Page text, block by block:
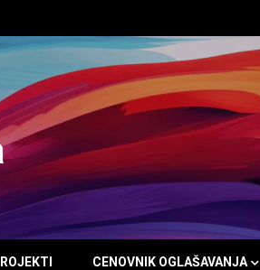
CENOVNIK OGLAŠAVANJA